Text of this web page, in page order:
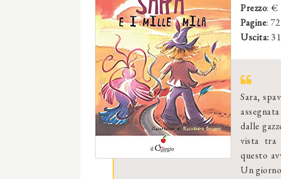
Prezzo: €
Pagine: 72
Uscita:
Sara,
dalle
vista tra
questo
Un